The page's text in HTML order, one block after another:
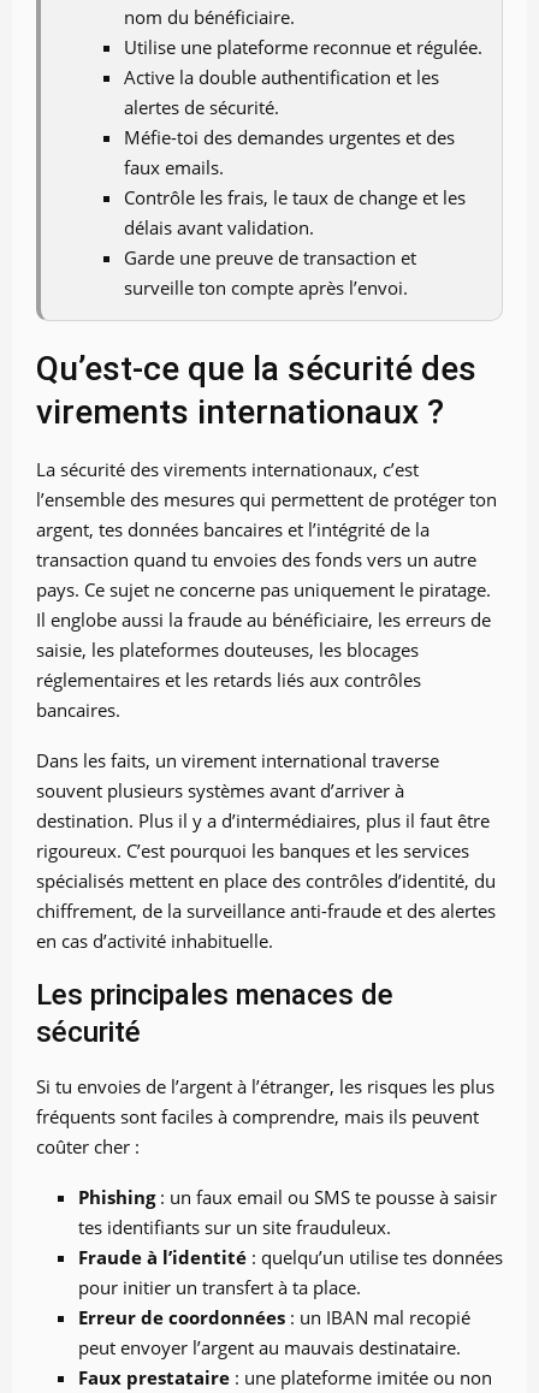
nom du bénéficiaire.
Utilise une plateforme reconnue et régulée.
Active la double authentification et les
alertes de sécurité.
Méfie-toi des demandes urgentes et des
faux emails.
Contrôle les frais, le taux de change et les
délais avant validation.
Garde une preuve de transaction et
surveille ton compte après l’envoi.
Qu’est-ce que la sécurité des
virements internationaux ?
La sécurité des virements internationaux, c’est
l’ensemble des mesures qui permettent de protéger ton
argent, tes données bancaires et l’intégrité de la
transaction quand tu envoies des fonds vers un autre
pays. Ce sujet ne concerne pas uniquement le piratage.
Il englobe aussi la fraude au bénéficiaire, les erreurs de
saisie, les plateformes douteuses, les blocages
réglementaires et les retards liés aux contrôles
bancaires.
Dans les faits, un virement international traverse
souvent plusieurs systèmes avant d’arriver à
destination. Plus il y a d’intermédiaires, plus il faut être
rigoureux. C’est pourquoi les banques et les services
spécialisés mettent en place des contrôles d’identité, du
chiffrement, de la surveillance anti-fraude et des alertes
en cas d’activité inhabituelle.
Les principales menaces de
sécurité
Si tu envoies de l’argent à l’étranger, les risques les plus
fréquents sont faciles à comprendre, mais ils peuvent
coûter cher :
Phishing: un faux email ou SMS te pousse à saisir
tes identifiants sur un site frauduleux.
Fraude à l’identité : quelqu’un utilise tes données
pour initier un transfert à ta place.
Erreur de coordonnées : un IBAN mal recopié
peut envoyer l’argent au mauvais destinataire.
Faux prestataire : une plateforme imitée ou non